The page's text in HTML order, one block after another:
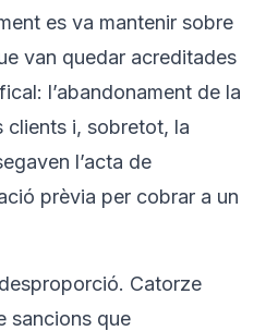
es va mantenir sobre
van quedar acreditades
l’abandonament de la
clients i, sobretot, la
l’acta de
prèvia per cobrar a un
Catorze
sancions que